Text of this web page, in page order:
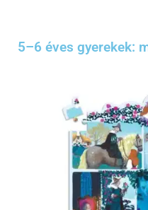
5–6 éves gyerekek: